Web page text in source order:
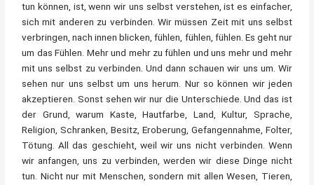
tun können, ist, wenn wir uns selbst verstehen, ist es einfacher,
sich mit anderen zu verbinden. Wir müssen Zeit mit uns selbst
verbringen, nach innen blicken, fühlen, fühlen, fühlen. Es geht nur
um das Fühlen. Mehr und mehr zu fühlen und uns mehr und mehr
mit uns selbst zu verbinden. Und dann schauen wir uns um. Wir
sehen nur uns selbst um uns herum. Nur so können wir jeden
akzeptieren. Sonst sehen wir nur die Unterschiede. Und das ist
der Grund, warum Kaste, Hautfarbe, Land, Kultur, Sprache,
Religion, Schranken, Besitz, Eroberung, Gefangennahme, Folter,
Tötung. All das geschieht, weil wir uns nicht verbinden. Wenn
wir anfangen, uns zu verbinden, werden wir diese Dinge nicht
tun. Nicht nur mit Menschen, sondern mit allen Wesen, Tieren,